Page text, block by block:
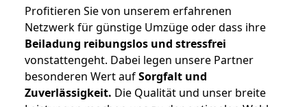
Profitieren Sie von unserem erfahrenen
Netzwerk für günstige Umzüge oder dass ihre
Beiladung reibungslos und stressfrei
vonstattengeht. Dabei legen unsere Partner
besonderen Wert aufSorgfalt und
Zuverlässigkeit. Die Qualität und unser breite